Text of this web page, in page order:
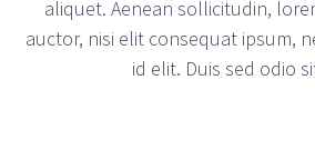
aliquet. Aenean sollicitudin,
auctor, nisi elit consequat ipsum,
id elit. Duis sed odio